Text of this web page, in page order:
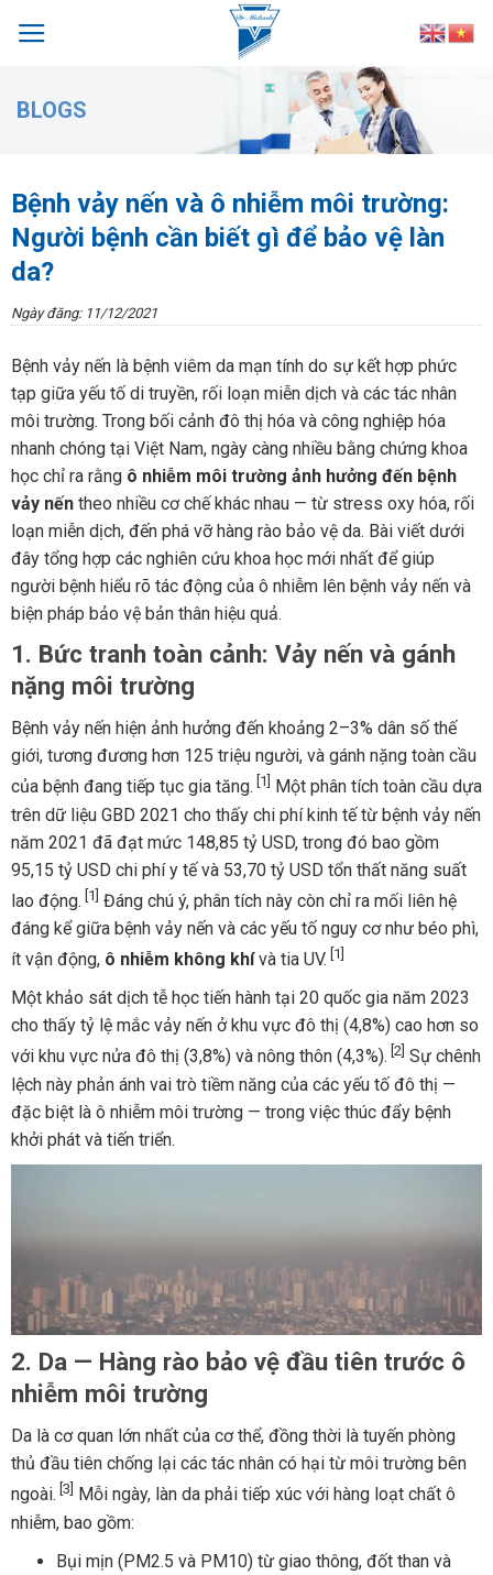
BLOGS
Bệnh vảy nến và ô nhiễm môi trường:
Người bệnh cần biết gì để bảo vệ làn
da?
Ngày đăng: 11/12/2021
Bệnh vảy nến là bệnh viêm da mạn tính do sự kết hợp phức
tạp giữa yếu tố di truyền, rối loạn miễn dịch và các tác nhân
môi trường. Trong bối cảnh đô thị hóa và công nghiệp hóa
nhanh chóng tại Việt Nam, ngày càng nhiều bằng chứng khoa
học chỉ ra rằng ô nhiễm môi trường ảnh hưởng đến bệnh
vảy nếntheo nhiều cơ chế khác nhau — từ stress oxy hóa, rối
loạn miễn dịch, đến phá vỡ hàng rào bảo vệ da. Bài viết dưới
đây tổng hợp các nghiên cứu khoa học mới nhất để giúp
người bệnh hiểu rõ tác động của ô nhiễm lên bệnh vảy nến và
biện pháp bảo vệ bản thân hiệu quả.
1. Bức tranh toàn cảnh: Vảy nến và gánh
nặng môi trường
Bệnh vảy nến hiện ảnh hưởng đến khoảng 2–3% dân số thế
giới, tương đương hơn 125 triệu người, và gánh nặng toàn cầu
của bệnh đang tiếp tục gia tăng. [1]
Một phân tích toàn cầu dựa
trên dữ liệu GBD 2021 cho thấy chi phí kinh tế từ bệnh vảy nến
năm 2021 đã đạt mức 148,85 tỷ USD, trong đó bao gồm
95,15 tỷ USD chi phí y tế và 53,70 tỷ USD tổn thất năng suất
lao động. [1] Đáng chú ý, phân tích này còn chỉ ra mối liên hệ
đáng kể giữa bệnh vảy nến và các yếu tố nguy cơ như béo phì,
ít vận động, ô nhiễm không khívà tia UV. [1]
Một khảo sát dịch tễ học tiến hành tại 20 quốc gia năm 2023
cho thấy tỷ lệ mắc vảy nến ở khu vực đô thị (4,8%) cao hơn so
với khu vực nửa đô thị (3,8%) và nông thôn (4,3%). [2] Sự chênh
lệch này phản ánh vai trò tiềm năng của các yếu tố đô thị —
đặc biệt là ô nhiễm môi trường — trong việc thúc đẩy bệnh
khởi phát và tiến triển.
2. Da — Hàng rào bảo vệ đầu tiên trước ô
nhiễm môi trường
Da là cơ quan lớn nhất của cơ thể, đồng thời là tuyến phòng
thủ đầu tiên chống lại các tác nhân có hại từ môi trường bên
ngoài. [3]
Mỗi ngày, làn da phải tiếp xúc với hàng loạt chất ô
nhiễm, bao gồm:
Bụi mịn (PM2.5 và PM10) từ giao thông, đốt than và